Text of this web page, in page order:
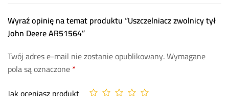
Wyraź opinię na temat produktu “Uszczelniacz zwolnicy tył
John Deere AR51564”
Twój adres e-mail nie zostanie opublikowany.Wymagane
pola są oznaczone*